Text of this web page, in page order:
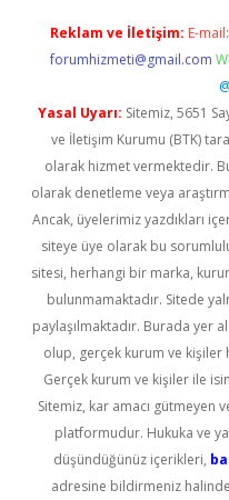
Reklam ve İletişim: E-mail:
forumhizmeti@gmail.com
Yasal Uyarı: Sitemiz, 5651
ve İletişim Kurumu (BTK)
olarak hizmet vermektedir.
olarak denetleme veya
Ancak, üyelerimiz yazdıkları
siteye üye olarak bu
sitesi, herhangi bir marka,
bulunmamaktadır. Sitede
paylaşılmaktadır. Burada yer
olup, gerçek kurum ve kişiler
Gerçek kurum ve kişiler ile
Sitemiz, kar amacı gütmeyen
platformudur. Hukuka ve
düşündüğünüz içerikleri,
adresine bildirmeniz